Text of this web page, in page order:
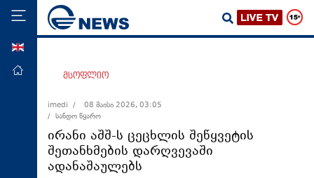
მთავარი
ეკონომიკა
მსოფლიო
ჯანდაცვა
მსოფლიო
imedi /
08 მაისი 2026, 03:05
/ სანდო წყარო
ირანი აშშ-ს ცეცხლის შეწყვეტის
შეთანხმების დარღვევაში
ადანაშაულებს